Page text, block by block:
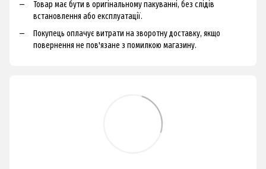
Товар має бути в оригінальному пакуванні, без слідів
встановлення або експлуатації.
Покупець оплачує витрати на зворотну доставку, якщо
повернення не пов'язане з помилкою магазину.